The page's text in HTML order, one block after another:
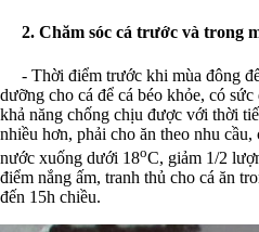
2. Chăm sóc cá trước và trong
- Thời điểm trước khi mùa đông
dưỡng cho cá để cá béo khỏe, có
khả năng chống chịu được với thời
nhiều hơn, phải cho ăn theo nhu
nước xuống dưới 18oC, giảm 1/2
điểm nắng ấm, tranh thủ cho cá ăn
đến 15h chiều.